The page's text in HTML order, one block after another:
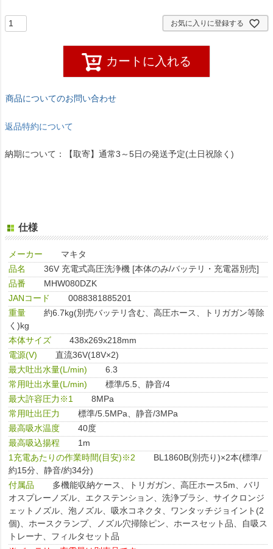
お気に入りに登録する
カートに入れる
商品についてのお問い合わせ
返品特約について
納期について：【取寄】通常3～5日の発送予定(土日祝除く)
仕様
メーカー
マキタ
品名
36V 充電式高圧洗浄機 [本体のみ/バッテリ・充電器別売]
品番
MHW080DZK
JANコード
0088381885201
重量
約6.7kg(別売バッテリ含む、高圧ホース、トリガガン等除
く)kg
本体サイズ
438x269x218mm
電源(V)
直流36V(18V×2)
最大吐出水量(L/min)
6.3
常用吐出水量(L/min)
標準/5.5、静音/4
最大許容圧力※1
8MPa
常用吐出圧力
標準/5.5MPa、静音/3MPa
最高吸水温度
40度
最高吸込揚程
1m
1充電あたりの作業時間(目安)※2
BL1860B(別売り)×2本(標準/
約15分、静音/約34分)
付属品
多機能収納ケース、トリガガン、高圧ホース5m、バリ
オスプレーノズル、エクステンション、洗浄ブラシ、サイクロンジ
ェットノズル、泡ノズル、吸水コネクタ、ワンタッチジョイント(2
個)、ホースクランプ、ノズル穴掃除ピン、ホースセット品、自吸ス
トレーナ、フィルタセット品